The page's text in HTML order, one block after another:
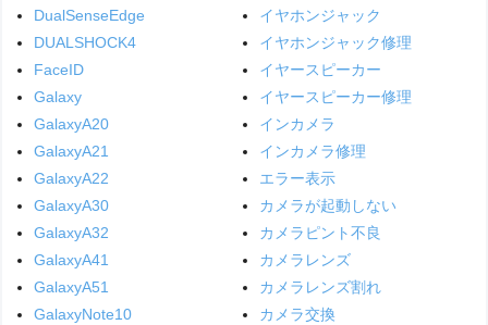
DualSenseEdge
DUALSHOCK4
FaceID
Galaxy
GalaxyA20
GalaxyA21
GalaxyA22
GalaxyA30
GalaxyA32
GalaxyA41
GalaxyA51
GalaxyNote10
イヤホンジャック
イヤホンジャック修理
イヤースピーカー
イヤースピーカー修理
インカメラ
インカメラ修理
エラー表示
カメラが起動しない
カメラピント不良
カメラレンズ
カメラレンズ割れ
カメラ交換